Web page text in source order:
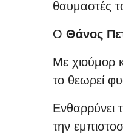
θαυμαστές
Ο Θάνος
Με χιούμορ
το θεωρεί
Ενθαρρύνει
την